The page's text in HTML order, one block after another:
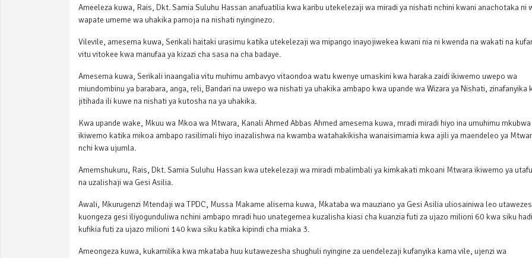
Ameeleza kuwa, Rais, Dkt. Samia Suluhu Hassan anafuatilia kwa karibu utekelezaji wa miradi ya nishati nchini kwani anachotaka ni
wapate umeme wa uhakika pamoja na nishati nyinginezo.
Vilevile, amesema kuwa, Serikali haitaki urasimu katika utekelezaji wa mipango inayojiwekea kwani nia ni kwenda na wakati na
vitu vitokee kwa manufaa ya kizazi cha sasa na cha badaye.
Amesema kuwa, Serikali inaangalia vitu muhimu ambavyo vitaondoa watu kwenye umaskini kwa haraka zaidi ikiwemo uwepo wa
miundombinu ya barabara, anga, reli, Bandari na uwepo wa nishati ya uhakika ambapo kwa upande wa Wizara ya Nishati, zinafanyika
jitihada ili kuwe na nishati ya kutosha na ya uhakika.
Kwa upande wake, Mkuu wa Mkoa wa Mtwara, Kanali Ahmed Abbas Ahmed amesema kuwa, mradi miradi hiyo ina umuhimu mkubwa
ikiwemo katika mikoa ambapo rasilimali hiyo inazalishwa na kwamba watahakikisha wanaisimamia kwa ajili ya maendeleo ya
nchi kwa ujumla.
Amemshukuru, Rais, Dkt. Samia Suluhu Hassan kwa utekelezaji wa miradi mbalimbali ya kimkakati mkoani Mtwara ikiwemo ya
na uzalishaji wa Gesi Asilia.
Awali, Mkurugenzi Mtendaji wa TPDC, Mussa Makame alisema kuwa, Mkataba wa mauziano ya Gesi Asilia uliosainiwa leo
kuongeza gesi iliyogunduliwa nchini ambapo mradi huo unategemea kuzalisha kiasi cha kuanzia futi za ujazo milioni 60 kwa siku hadi
kufikia futi za ujazo milioni 140 kwa siku katika kipindi cha miaka 3.
Ameongeza kuwa, kukamilika kwa mkataba huu kutawezesha shughuli nyingine za uendelezaji kufanyika kama vile, ujenzi wa